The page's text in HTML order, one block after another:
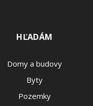
HĽADÁM
Domy a budovy
Byty
Pozemky